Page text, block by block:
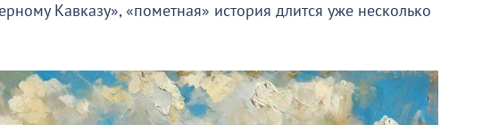
Кавказу», «пометная» история длится уже несколько